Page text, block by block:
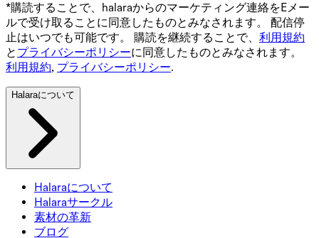
*購読することで、halaraからのマーケティング連絡をEメー
ルで受け取ることに同意したものとみなされます。 配信停
止はいつでも可能です。 購読を継続することで、 利用規約
と プライバシーポリシーに同意したものとみなされます。
利用規約, プライバシーポリシー.
Halaraについて
Halaraについて
Halaraサークル
素材の革新
ブログ